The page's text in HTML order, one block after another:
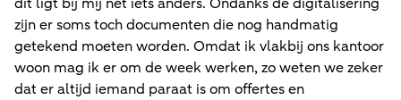
zijn er soms toch documenten die nog handmatig
getekend moeten worden. Omdat ik vlakbij ons kantoor
woon mag ik er om de week werken, zo weten we zeker
dat er altijd iemand paraat is om offertes en